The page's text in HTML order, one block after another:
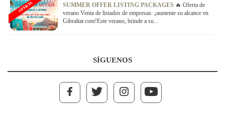
SUMMER OFFER LISTING PACKAGES 🔥 Oferta de
verano Venta de listados de empresas: ¡aumente su alcance en
Gibraltar.com!Este verano, brinde a su...
OFERTA
SÍGUENOS